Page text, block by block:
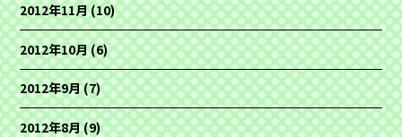
2012年11月(10)
2012年10月(6)
2012年9月(7)
2012年8月(9)